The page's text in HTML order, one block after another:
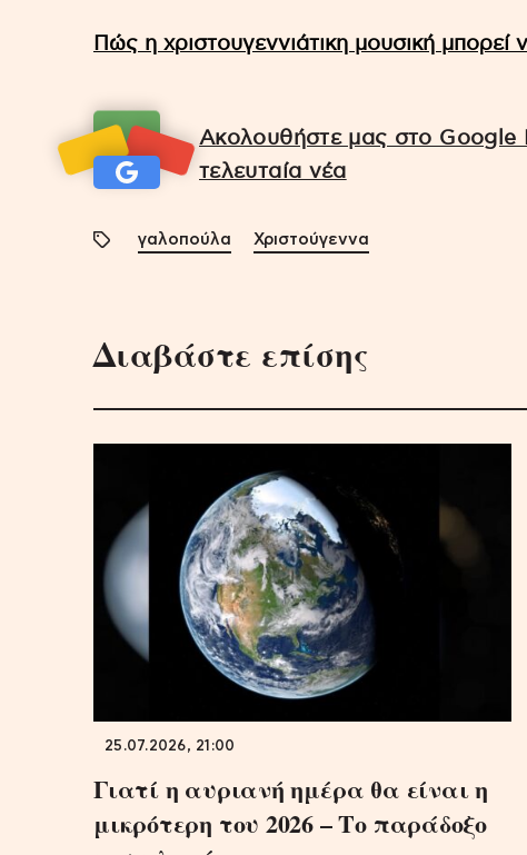
Πώς η χριστουγεννιάτικη μουσική μπορεί
Ακολουθήστε μας στο Google
τελευταία νέα
γαλοπούλα Χριστούγεννα
Διαβάστε επίσης
25.07.2026, 21:00
Γιατί η αυριανή ημέρα θα είναι η
μικρότερη του 2026 – Το παράδοξο